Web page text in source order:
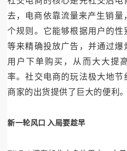
去，电商依靠流量来产生销
个规则。它能够根据用户的
等来精确投放广告，并通过
用户下单购买，从而大大提
率。社交电商的玩法极大地节
商家的出货提供了巨大的便利。
新一轮风口 入局要趁早